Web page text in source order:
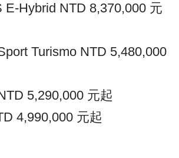
E-Hybrid NTD 8,370,000 元
Turismo NTD 5,480,000
5,290,000 元起
4,990,000 元起